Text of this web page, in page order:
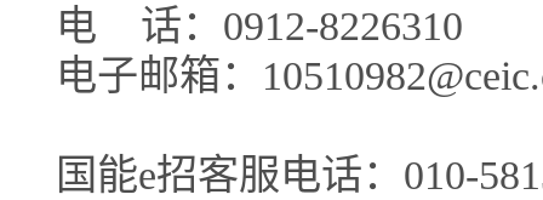
电
话：0912-8226310
电子邮箱：
国能e招客服电话：010-